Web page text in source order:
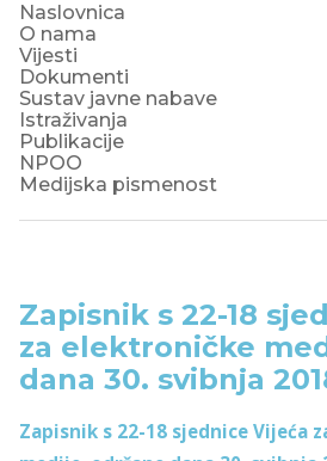
Naslovnica
O nama
Vijesti
Dokumenti
Sustav javne nabave
Istraživanja
Publikacije
NPOO
Medijska pismenost
Zapisnik s 22-18
za elektroničke
dana 30. svibnja
Zapisnik s 22-18 sjednice Vijeća